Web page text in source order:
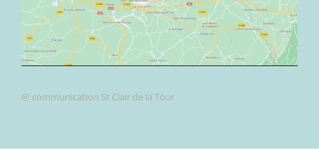
@ communication St Clair de la Tour